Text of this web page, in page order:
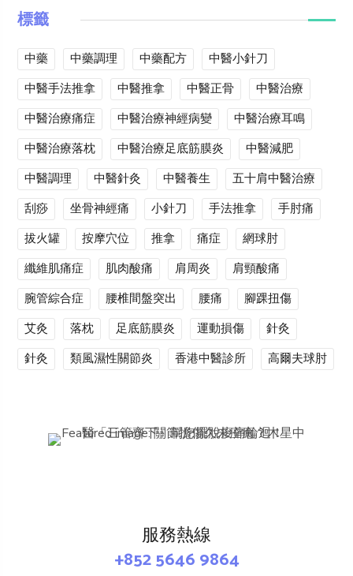
標籤
中藥 中藥調理 中藥配方
中醫小針刀
中醫手法推拿
中醫推拿 中醫正骨
中醫治療
中醫治療痛症
中醫治療神經病變
中醫治療耳鳴
中醫治療落枕
中醫治療足底筋膜炎
中醫減肥
中醫調理
中醫針灸 中醫養生
五十肩中醫治療
刮痧
坐骨神經痛 小針刀 手法推拿
手肘痛
拔火罐
按摩穴位 推拿 痛症
網球肘
纖維肌痛症
肌肉酸痛 肩周炎
肩頸酸痛
腕管綜合症
腰椎間盤突出 腰痛
腳踝扭傷
艾灸
落枕 足底筋膜炎 運動損傷
針灸
針灸
類風濕性關節炎 香港中醫診所 高爾夫球肘
服務熱線
+852 5646 9864